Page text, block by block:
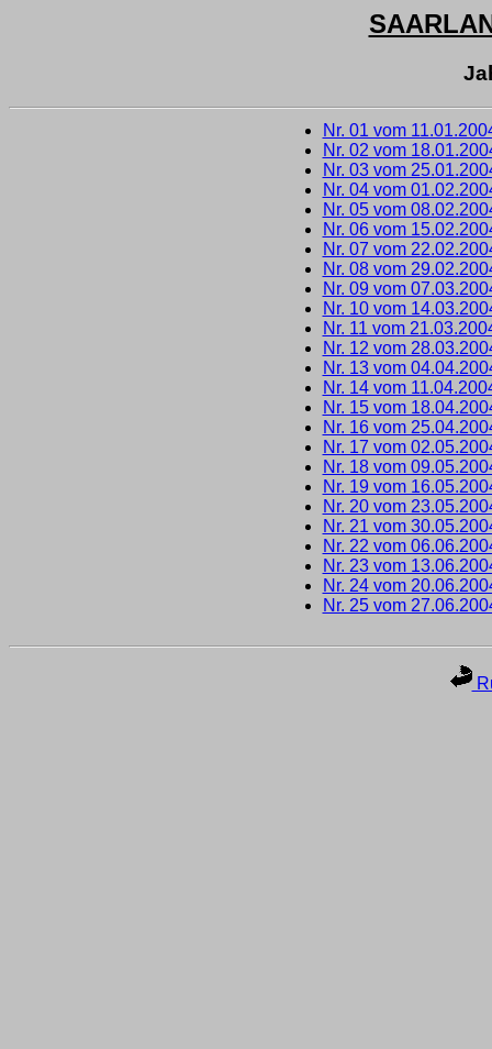
Nr. 01 vom
Nr. 02 vom
Nr. 03 vom
Nr. 04 vom
Nr. 05 vom
Nr. 06 vom
Nr. 07 vom
Nr. 08 vom
Nr. 09 vom
Nr. 10 vom
Nr. 11 vom
Nr. 12 vom
Nr. 13 vom
Nr. 14 vom
Nr. 15 vom
Nr. 16 vom
Nr. 17 vom
Nr. 18 vom
Nr. 19 vom
Nr. 20 vom
Nr. 21 vom
Nr. 22 vom
Nr. 23 vom
Nr. 24 vom
Nr. 25 vom